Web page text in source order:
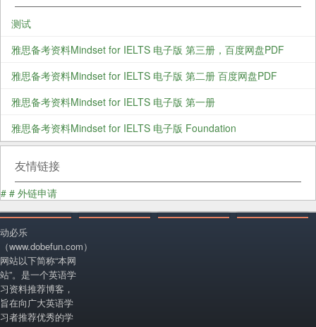
测试
雅思备考资料Mindset for IELTS 电子版 第三册，百度网盘PDF
雅思备考资料Mindset for IELTS 电子版 第二册 百度网盘PDF
雅思备考资料Mindset for IELTS 电子版 第一册
雅思备考资料Mindset for IELTS 电子版 Foundation
友情链接
# # 外链申请
动必乐
（www.dobefun.com）
网站以下简称“本网
站”。是一个英语学
习资料推荐博客，
旨在向广大英语学
习者推荐优秀的学